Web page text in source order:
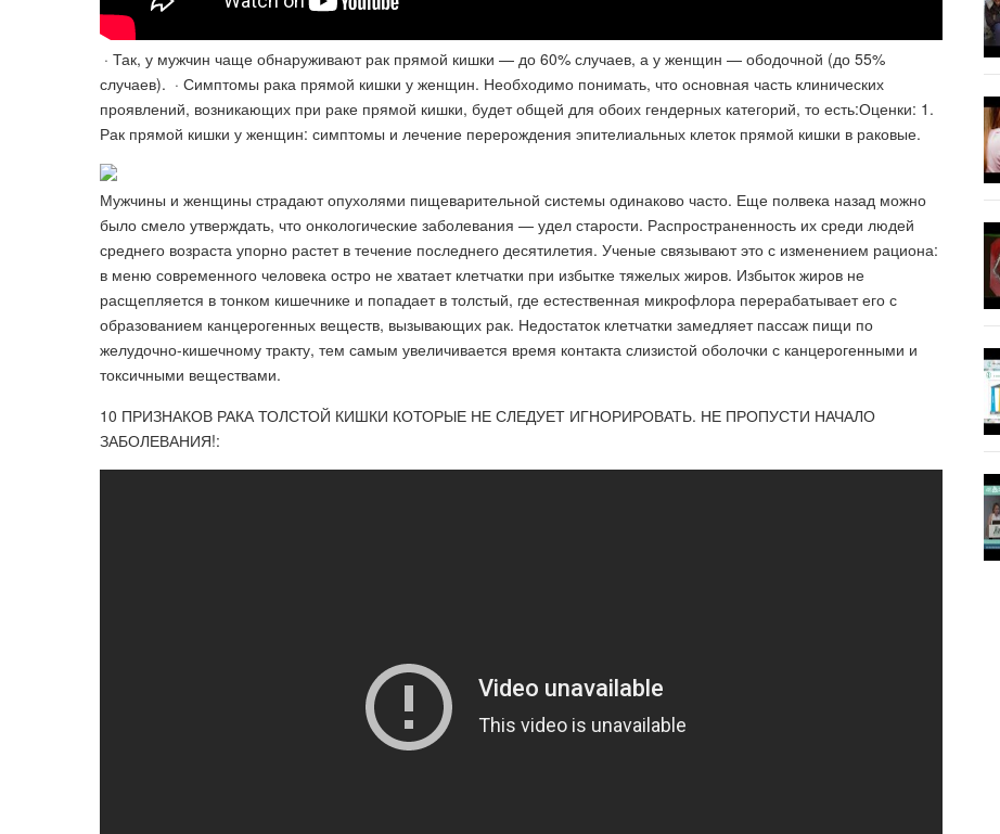
· Так, у мужчин чаще обнаруживают рак прямой кишки — до 60% случаев, а у женщин — ободочной (до 55%
случаев). · Симптомы рака прямой кишки у женщин. Необходимо понимать, что основная часть клинических
проявлений, возникающих при раке прямой кишки, будет общей для обоих гендерных категорий, то есть:Оценки: 1.
Рак прямой кишки у женщин: симптомы и лечение перерождения эпителиальных клеток прямой кишки в раковые.
Мужчины и женщины страдают опухолями пищеварительной системы одинаково часто. Еще полвека назад можно
было смело утверждать, что онкологические заболевания — удел старости. Распространенность их среди людей
среднего возраста упорно растет в течение последнего десятилетия. Ученые связывают это с изменением рациона:
в меню современного человека остро не хватает клетчатки при избытке тяжелых жиров. Избыток жиров не
расщепляется в тонком кишечнике и попадает в толстый, где естественная микрофлора перерабатывает его с
образованием канцерогенных веществ, вызывающих рак. Недостаток клетчатки замедляет пассаж пищи по
желудочно-кишечному тракту, тем самым увеличивается время контакта слизистой оболочки с канцерогенными и
токсичными веществами.
10 ПРИЗНАКОВ РАКА ТОЛСТОЙ КИШКИ КОТОРЫЕ НЕ СЛЕДУЕТ ИГНОРИРОВАТЬ. НЕ ПРОПУСТИ НАЧАЛО
ЗАБОЛЕВАНИЯ!: